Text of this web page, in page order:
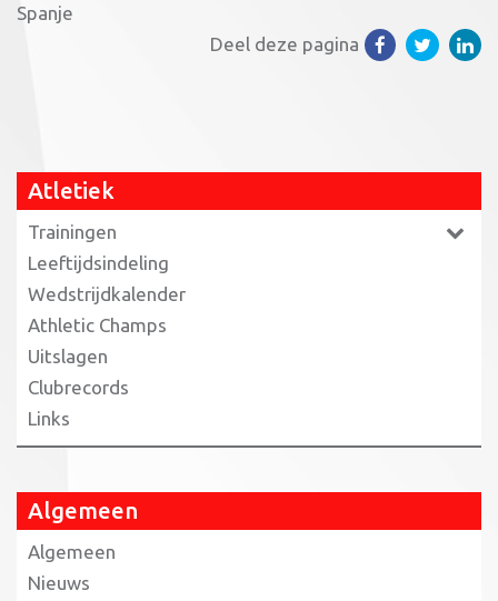
Spanje
Deel deze pagina
Atletiek
Trainingen
Leeftijdsindeling
Wedstrijdkalender
Athletic Champs
Uitslagen
Clubrecords
Links
Algemeen
Algemeen
Nieuws